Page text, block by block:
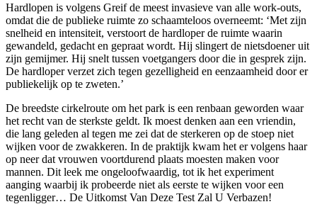
Hardlopen is volgens Greif de meest invasieve van alle work-outs,
omdat die de publieke ruimte zo schaamteloos overneemt: ‘Met zijn
snelheid en intensiteit, verstoort de hardloper de ruimte waarin
gewandeld, gedacht en gepraat wordt. Hij slingert de nietsdoener uit
zijn gemijmer. Hij snelt tussen voetgangers door die in gesprek zijn.
De hardloper verzet zich tegen gezelligheid en eenzaamheid door er
publiekelijk op te zweten.’
De breedste cirkelroute om het park is een renbaan geworden waar
het recht van de sterkste geldt. Ik moest denken aan een vriendin,
die lang geleden al tegen me zei dat de sterkeren op de stoep niet
wijken voor de zwakkeren. In de praktijk kwam het er volgens haar
op neer dat vrouwen voortdurend plaats moesten maken voor
mannen. Dit leek me ongeloofwaardig, tot ik het experiment
aanging waarbij ik probeerde niet als eerste te wijken voor een
tegenligger… De Uitkomst Van Deze Test Zal U Verbazen!